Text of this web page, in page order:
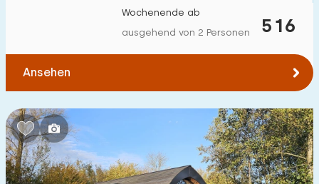
516
Wochenende ab
ausgehend von 2 Personen
Ansehen